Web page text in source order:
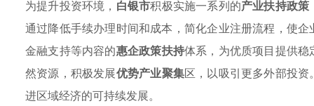
为提升投资环境， 白银市积极实施一系列的产业扶持政策
通过降低手续办理时间和成本，简化企业注册流程，使
金融支持等内容的惠企政策扶持体系，为优质项目提供
然资源，积极发展优势产业聚集区，以吸引更多外部投
进区域经济的可持续发展。